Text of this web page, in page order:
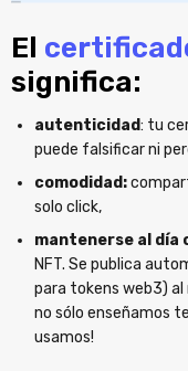
El
significa:
autenticidad: tu
puede falsificar ni
comodidad:
solo click,
mantenerse al día
NFT. Se publica
para tokens web3) al
no sólo enseñamos
usamos!